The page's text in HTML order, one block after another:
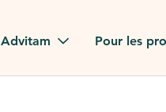
Advitam Pour les